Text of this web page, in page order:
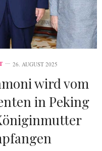
26. AUGUST 2025
wird vom
in Peking